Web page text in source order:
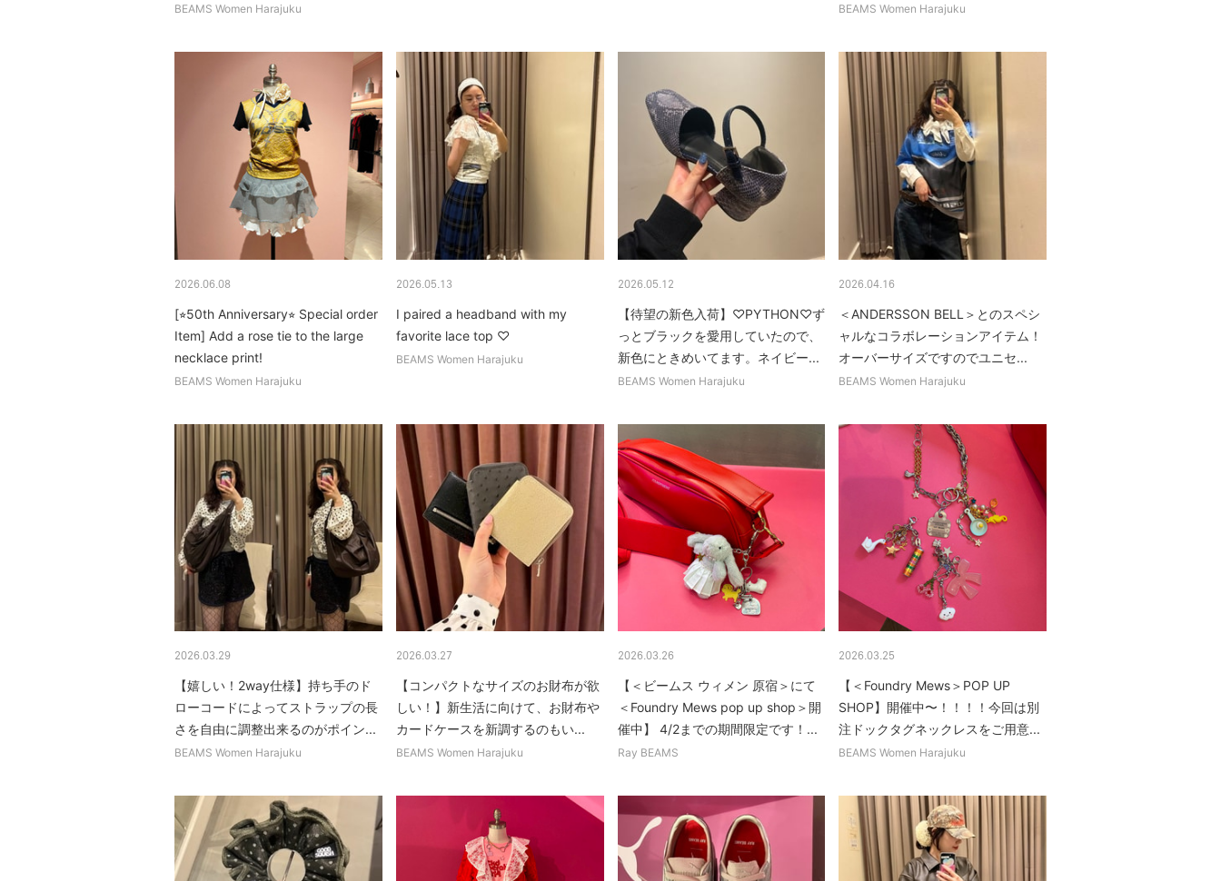
BEAMS Women Harajuku BEAMS Women Harajuku
2026.06.08
[⭐︎50th Anniversary⭐︎ Special order
Item] Add a rose tie to the large
necklace print!
BEAMS Women Harajuku
2026.05.13
I paired a headband with my
favorite lace top ♡
BEAMS Women Harajuku
2026.05.12
【待望の新色入荷】♡PYTHON♡ず
っとブラックを愛用していたので、
新色にときめいてます。ネイビー...
BEAMS Women Harajuku
2026.04.16
＜ANDERSSON BELL＞とのスペシ
ャルなコラボレーションアイテム！
オーバーサイズですのでユニセ...
BEAMS Women Harajuku
2026.03.29
【嬉しい！2way仕様】持ち手のド
ローコードによってストラップの長
さを自由に調整出来るのがポイン...
BEAMS Women Harajuku
2026.03.27
【コンパクトなサイズのお財布が欲
しい！】新生活に向けて、お財布や
カードケースを新調するのもい...
BEAMS Women Harajuku
2026.03.26
【＜ビームス ウィメン 原宿＞にて
＜Foundry Mews pop up shop＞開
催中】 4/2までの期間限定です！...
Ray BEAMS
2026.03.25
【＜Foundry Mews＞POP UP
SHOP】開催中〜！！！！今回は別
注ドックタグネックレスをご用意...
BEAMS Women Harajuku